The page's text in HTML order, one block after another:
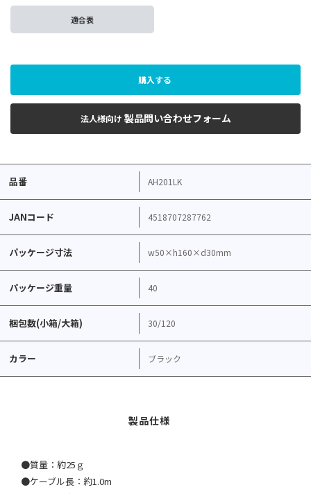
適合表
購入する
法人様向け 製品問い合わせフォーム
品番 AH201LK
JANコード 4518707287762
パッケージ寸法 w50×h160×d30mm
パッケージ重量 40
梱包数(小箱/大箱) 30/120
カラー ブラック
●質量：約25ｇ
●ケーブル長：約1.0m